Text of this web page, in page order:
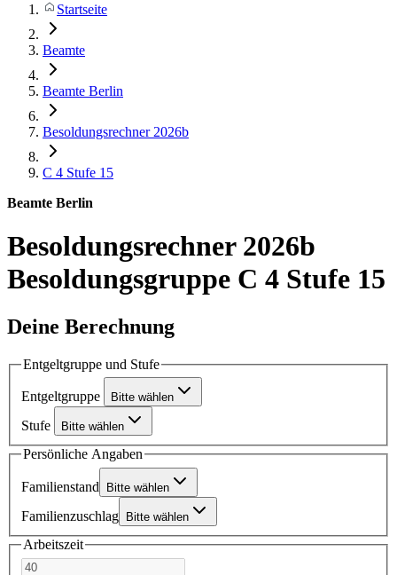
Startseite
Beamte
Beamte Berlin
Besoldungsrechner 2026b
C 4 Stufe 15
Beamte Berlin
Besoldungsrechner 2026b
Besoldungsgruppe C 4 Stufe 15
Deine Berechnung
Entgeltgruppe und Stufe
Entgeltgruppe Bitte wählen
Stufe Bitte wählen
Persönliche Angaben
Familienstand Bitte wählen
Familienzuschlag Bitte wählen
Arbeitszeit